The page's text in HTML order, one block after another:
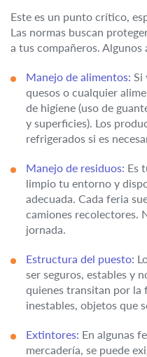
Este es un punto crítico,
Las normas buscan
a tus compañeros. Algunos
Manejo de alimentos: Si
quesos o cualquier
de higiene (uso de
y superficies). Los
refrigerados si es
Manejo de residuos: Es
limpio tu entorno y
adecuada. Cada feria
camiones recolectores.
jornada.
Estructura del puesto:
ser seguros, estables y
quienes transitan por la
inestables, objetos que
Extintores: En algunas
mercadería, se puede